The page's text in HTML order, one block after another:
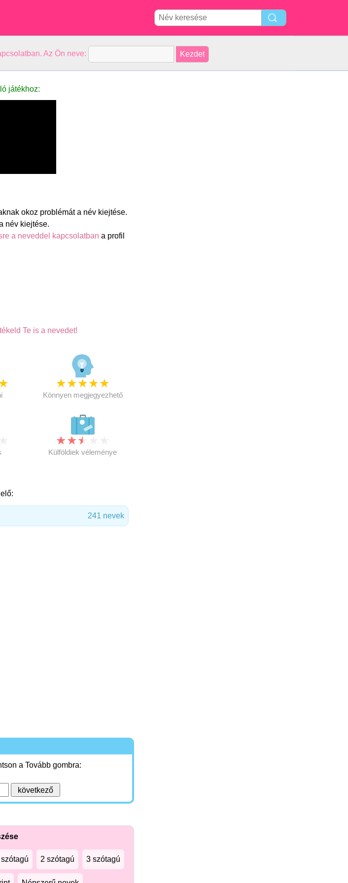
Az Ön neve:
játékhoz:
okoz problémát a név kiejtése.
név kiejtése.
a neveddel kapcsolatban a profil
Te is a nevedet!
★★★★★
Könnyen megjegyezhető
★★★
Külföldiek véleménye
241 nevek
a Tovább gombra:
szótagú 2 szótagú 3 szótagú